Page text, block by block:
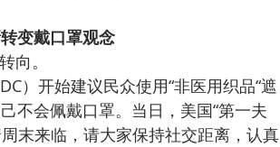
变戴口罩观念
向。
）开始建议民众使用“非医用织品“遮
不会佩戴口罩。当日，美国“第一夫
末来临，请大家保持社交距离，认真